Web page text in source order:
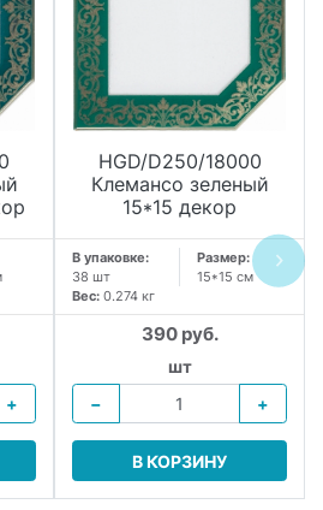
+
HGD/D250/18000
Клемансо зеленый
15*15 декор
В упаковке:
38 шт
Размер:
15*15 см
Вес: 0.274 кг
390 руб.
шт
−
+
В КОРЗИНУ